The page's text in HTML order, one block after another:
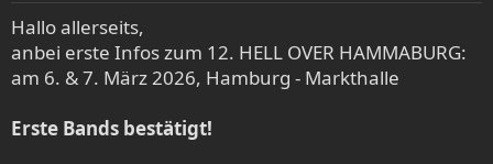
r
a
m
Hallo allerseits,
anbei erste Infos zum 12. HELL OVER HAMMABURG:
am 6. & 7. März 2026, Hamburg - Markthalle
Erste Bands bestätigt!